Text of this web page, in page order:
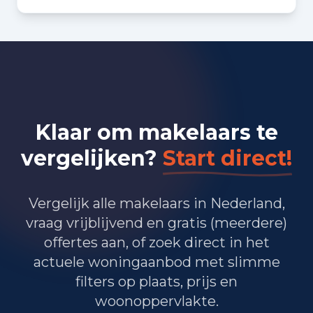
Bedrijvigheid in Den Haag
(2025)
Zakelijke dienstverlening 24.090
Overheid, onderwijs en zorg 17.160
Landbouw, bosbouw en visserij 4.330
Vervoer, informatie en communicatie
Financiele diensten en onroerendgoed 3.235
Cultuur, recreatie en overige diensten
Klaar om makelaars te
vergelijken? Start direct!
Vergelijk alle makelaars in Nederland,
vraag vrijblijvend en gratis (meerdere)
offertes aan, of zoek direct in het
actuele woningaanbod met slimme
filters op plaats, prijs en
woonoppervlakte.